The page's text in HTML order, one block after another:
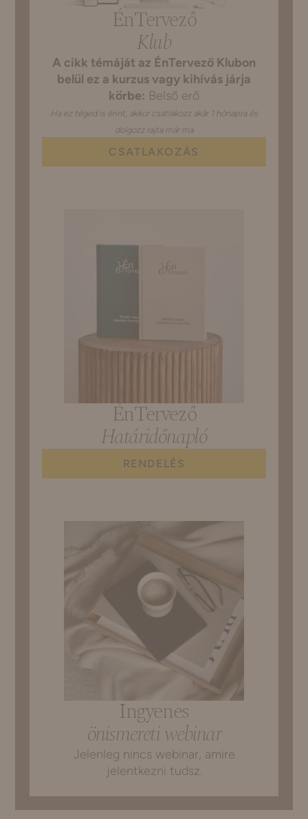
ÉnTervező
Klub
A cikk témáját az ÉnTervező Klubon
belül ez a kurzus vagy kihívás járja
körbe: Belső erő
Ha ez téged is érint, akkor csatlakozz akár 1 hónapra és
dolgozz rajta már ma
CSATLAKOZÁS
ÉnTervező
Határidőnapló
RENDELÉS
Ingyenes
önismereti webinar
Jelenleg nincs webinar, amire
jelentkezni tudsz.